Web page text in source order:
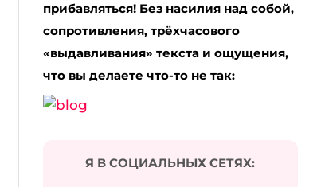
прибавляться! Без насилия над собой,
сопротивления, трёхчасового
«выдавливания» текста и ощущения,
что вы делаете что-то не так:
Я В СОЦИАЛЬНЫХ СЕТЯХ: